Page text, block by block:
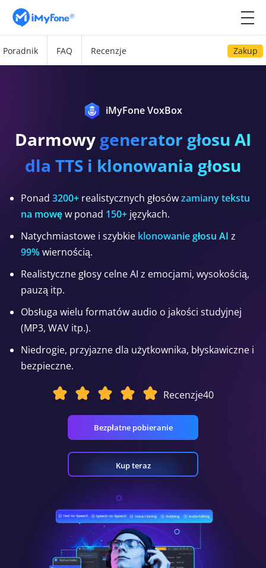
Poradnik FAQ Recenzje Zakup
iMyFone VoxBox
Darmowy generator głosu AI
dla TTS i klonowania głosu
Ponad 3200+ realistycznych głosówzamiany tekstu
na mowęw ponad 150+ językach.
Natychmiastowe i szybkie klonowanie głosu AI z
99%wiernością.
Realistyczne głosy celne AI z emocjami, wysokością,
pauzą itp.
Obsługa wielu formatów audio o jakości studyjnej
(MP3, WAV itp.).
Niedrogie, przyjazne dla użytkownika, błyskawiczne i
bezpieczne.
Recenzje40
Bezpłatne pobieranie
Kup teraz